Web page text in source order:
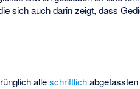
sich auch darin zeigt, dass
alleschriftlichabgefassten